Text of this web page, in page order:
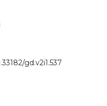
gd.v2i1.537